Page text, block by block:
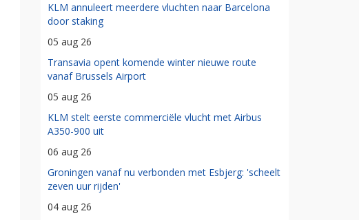
KLM annuleert meerdere vluchten naar Barcelona
door staking
05 aug 26
Transavia opent komende winter nieuwe route
vanaf Brussels Airport
05 aug 26
KLM stelt eerste commerciële vlucht met Airbus
A350-900 uit
06 aug 26
Groningen vanaf nu verbonden met Esbjerg: 'scheelt
zeven uur rijden'
04 aug 26